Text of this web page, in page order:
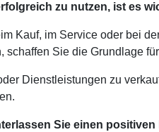
zu nutzen, ist es
Kauf, im Service oder bei
Sie die Grundlage
Dienstleistungen zu
Sie einen